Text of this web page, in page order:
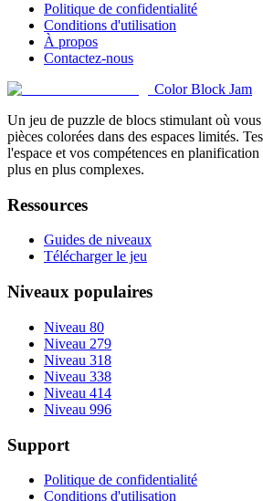
Politique de confidentialité
Conditions d'utilisation
À propos
Contactez-nous
Color Block Jam
Un jeu de puzzle de blocs stimulant où
pièces colorées dans des espaces limités.
l'espace et vos compétences en
plus en plus complexes.
Ressources
Guides de niveaux
Télécharger le jeu
Niveaux populaires
Niveau 80
Niveau 279
Niveau 318
Niveau 338
Niveau 414
Niveau 996
Support
Politique de confidentialité
Conditions d'utilisation